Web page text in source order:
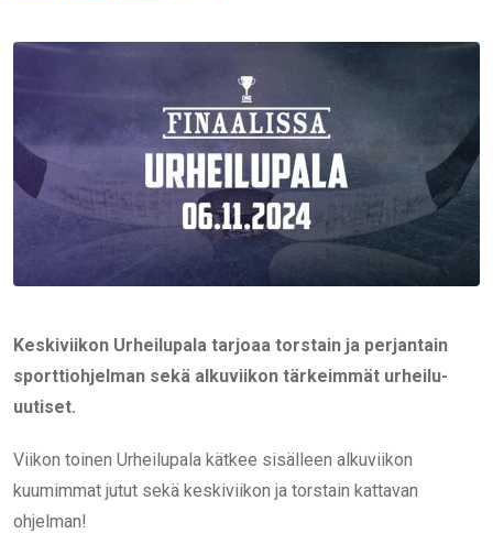
Email
Keskiviikon Urheilupala tarjoaa torstain ja perjantain
sporttiohjelman sekä alkuviikon tärkeimmät urheilu-
uutiset.
Viikon toinen Urheilupala kätkee sisälleen alkuviikon
kuumimmat jutut sekä keskiviikon ja torstain kattavan
ohjelman!